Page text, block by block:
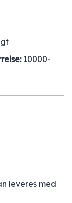
10000-
leveres med